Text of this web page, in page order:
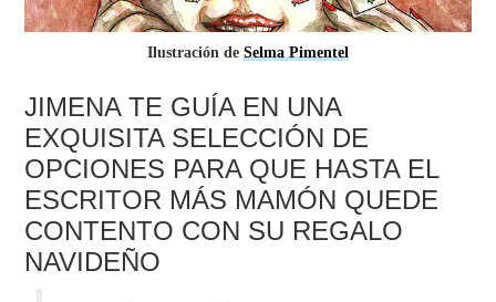
Ilustración de Selma Pimentel
JIMENA TE GUÍA EN UNA
EXQUISITA SELECCIÓN DE
OPCIONES PARA QUE HASTA EL
ESCRITOR MÁS MAMÓN QUEDE
CONTENTO CON SU REGALO
NAVIDEÑO